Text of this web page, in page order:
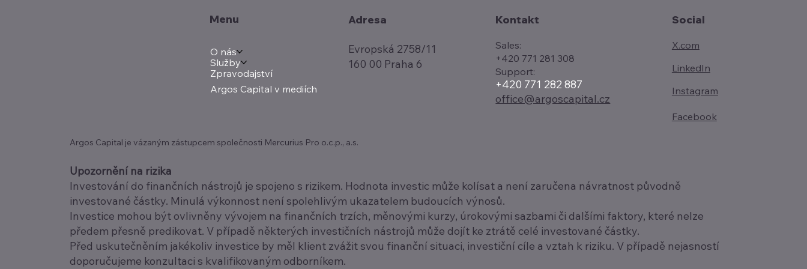
Menu
O nás
Služby
Zpravodajství
Argos Capital v mediích
Adresa
Evropská 2758/11
160 00 Praha 6
Kontakt
Sales:
+420 771 281 308
Support:
+420 771 282 887
office@argoscapital.cz
Social
X.com
LinkedIn
Instagram
Facebook
Argos Capital je vázaným zástupcem společnosti Mercurius Pro o.c.p., a.s.
Upozornění na rizika
Investování do finančních nástrojů je spojeno s rizikem. Hodnota investic může kolísat a není zaručena návratnost původně
investované částky. Minulá výkonnost není spolehlivým ukazatelem budoucích výnosů.
Investice mohou být ovlivněny vývojem na finančních trzích, měnovými kurzy, úrokovými sazbami či dalšími faktory, které nelze
předem přesně predikovat. V případě některých investičních nástrojů může dojít ke ztrátě celé investované částky.
Před uskutečněním jakékoliv investice by měl klient zvážit svou finanční situaci, investiční cíle a vztah k riziku. V případě nejasností
doporučujeme konzultaci s kvalifikovaným odborníkem.